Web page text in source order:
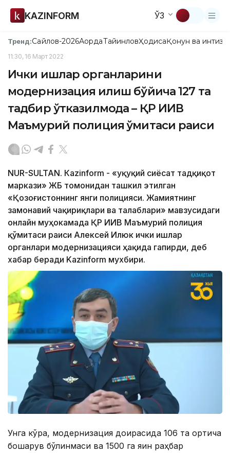
KAZINFORM ЎЗ
Тренд:Сайлов-2026АқордаТайинловҲодисаҚонун ва
11:30, 16 Март 2022
Ички ишлар органларини
модернизация қилиш бўйича 127 та
тадбир ўтказилмоқда – ҚР ИИВ
Маъмурий полиция қўмитаси раиси
NUR-SULTAN. Кazinform - «Ҳуқуқий сиёсат тадқиқот
маркази» ЖБ томонидан ташкил этилган
«Қозоғистоннинг янги полицияси. Жамиятнинг
замонавий чақириқлари ва талаблари» мавзусидаги
онлайн муҳокамада ҚР ИИВ Маъмурий полиция
қўмитаси раиси Алексей Илюк ички ишлар
органлари модернизацияси ҳақида гапирди, деб
хабар беради Kazinform мухбири.
Унга кўра, модернизация доирасида 106 та ортиқча
бошқарув бўлинмаси ва 1500 га яқин раҳбар